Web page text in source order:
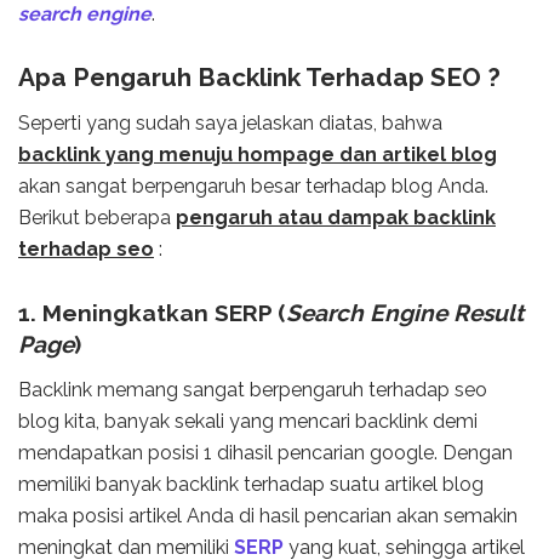
search engine.
Apa Pengaruh Backlink Terhadap SEO ?
Seperti yang sudah saya jelaskan diatas, bahwa
backlink yang menuju hompage dan artikel blog
akan sangat berpengaruh besar terhadap blog Anda.
Berikut beberapa pengaruh atau dampak backlink
terhadap seo :
1. Meningkatkan SERP (Search Engine Result
Page)
Backlink memang sangat berpengaruh terhadap seo
blog kita, banyak sekali yang mencari backlink demi
mendapatkan posisi 1 dihasil pencarian google. Dengan
memiliki banyak backlink terhadap suatu artikel blog
maka posisi artikel Anda di hasil pencarian akan semakin
meningkat dan memiliki SERP yang kuat, sehingga artikel